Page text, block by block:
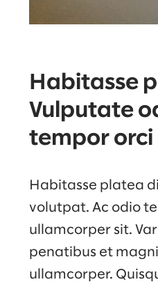
Habitasse
Vulputate
tempor orci
Habitasse platea
volutpat. Ac odio
ullamcorper sit.
penatibus et
ullamcorper.